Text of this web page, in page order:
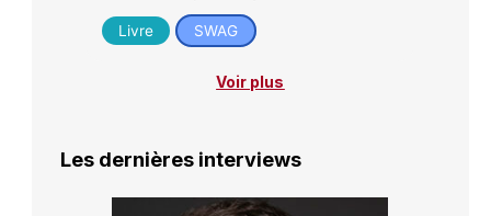
Livre SWAG
Voir plus
Les dernières interviews